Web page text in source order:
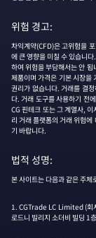
위험 경고:
차익계약(CFD)은 고위험을
에 큰 영향을 미칠 수 있습니
하여 위험을 부담해서는 안
제품이며 가격은 기본 시장을
권리가 없습니다. 거래를 결
다. 거래 도구를 사용하기 전
CG 핀테크 또는 그 계열사,
리 거래 플랫폼의 거래 위험
기 바랍니다.
법적 성명:
본 사이트는 다음과 같은 주체
1. CGTrade LC Limited (회
로드니 빌리지 소더비 빌딩 1